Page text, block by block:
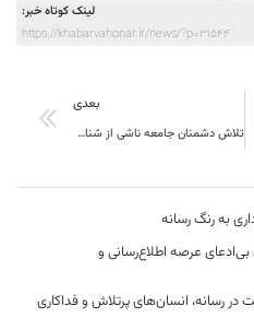
لینک کوتاه خبر:
https://khabarvahonar.ir/news/?p=31544
بعدی
تلاش دشمنان جامعه ناشی از شناخت ناکافی نسبت به مردم ایران است
به رنگ رسانه
عرصه اطلاع‌رسانی و
در رسانه، انسان‌های پرتلاش و فداکاری